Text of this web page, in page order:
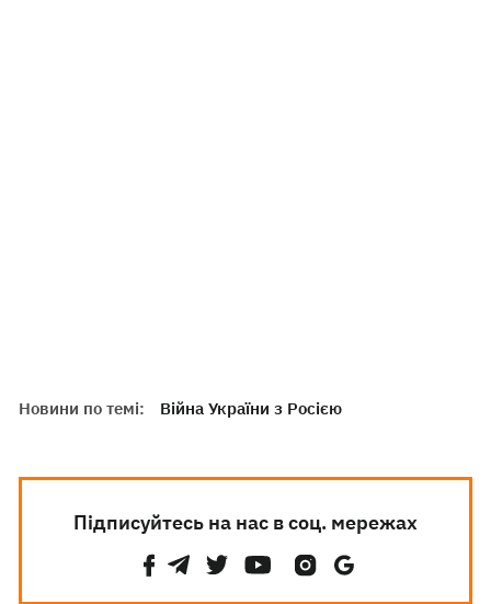
Новини по темі: Війна України з Росією
Підписуйтесь на нас в соц. мережах